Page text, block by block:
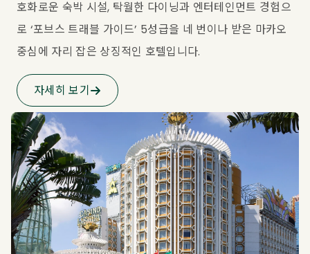
호화로운 숙박 시설, 탁월한 다이닝과 엔터테인먼트 경험으
로 ‘포브스 트래블 가이드’ 5성급을 네 번이나 받은 마카오
중심에 자리 잡은 상징적인 호텔입니다.
자세히 보기